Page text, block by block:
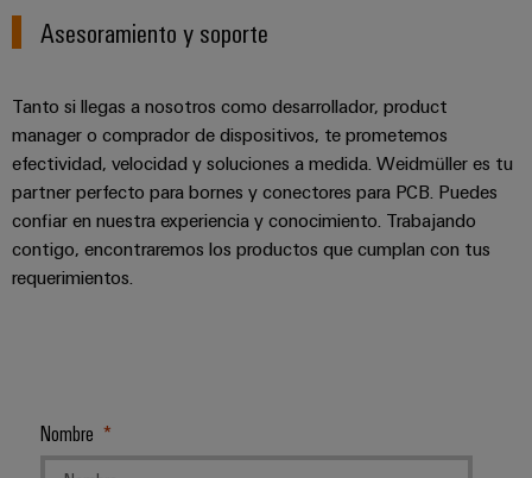
Asesoramiento y soporte
Tanto si llegas a nosotros como desarrollador, product
manager o comprador de dispositivos, te prometemos
efectividad, velocidad y soluciones a medida. Weidmüller es tu
partner perfecto para bornes y conectores para PCB. Puedes
confiar en nuestra experiencia y conocimiento. Trabajando
contigo, encontraremos los productos que cumplan con tus
requerimientos.
Nombre